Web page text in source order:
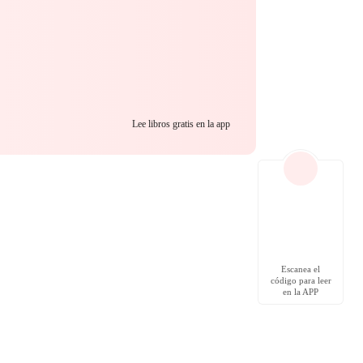
Lee libros gratis en la app
Escanea el
código para leer
en la APP